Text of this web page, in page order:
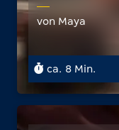
von Maya
ca. 8 Min.